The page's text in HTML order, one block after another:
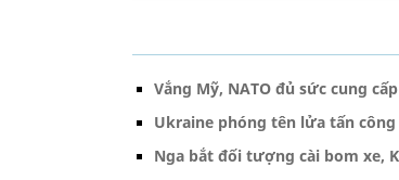
Vắng Mỹ, NATO đủ sức cung
Ukraine phóng tên lửa tấn
Nga bắt đối tượng cài bom xe,